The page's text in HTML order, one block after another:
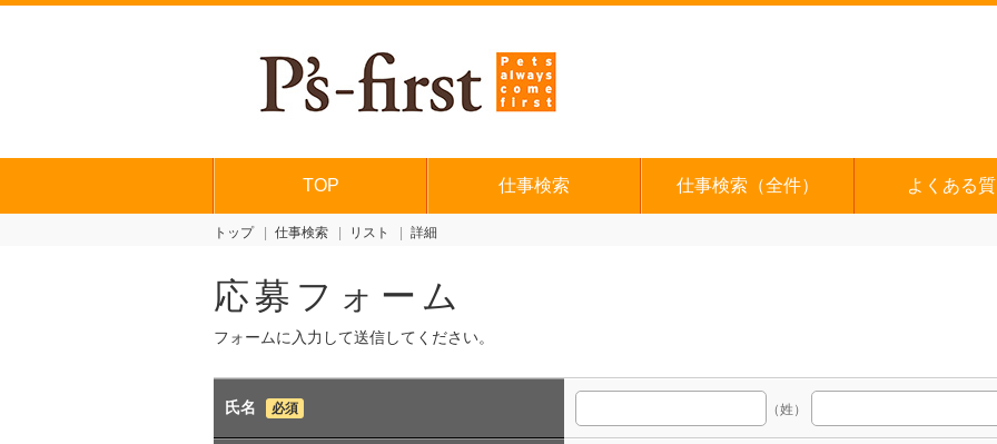
TOP 仕事検索 仕事検索（全件） よくある
トップ 仕事検索 リスト 詳細
応募フォーム
フォームに入力して送信してください。
氏名 必須 （姓）